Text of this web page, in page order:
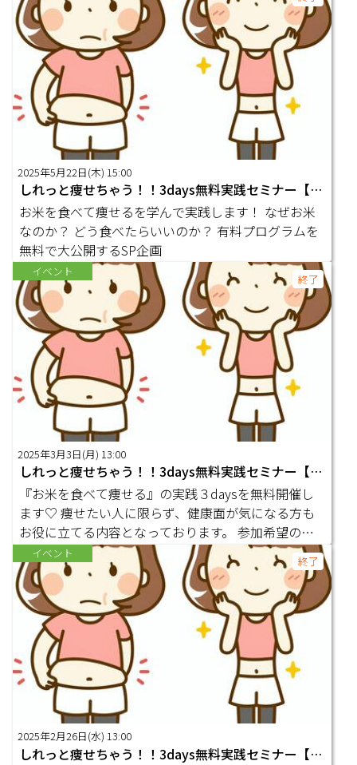
2025年5月22日(木) 15:00
しれっと痩せちゃう！！3days無料実践セミナー【1日目】
お米を食べて痩せるを学んで実践します！ なぜお米
なのか？ どう食べたらいいのか？ 有料プログラムを
無料で大公開するSP企画
イベント
終了
2025年3月3日(月) 13:00
しれっと痩せちゃう！！3days無料実践セミナー【3日目】
『お米を食べて痩せる』の実践３daysを無料開催し
ます♡ 痩せたい人に限らず、健康面が気になる方も
お役に立てる内容となっております。 参加希望の方
はまずはLINEオープンチャットにご参加ください。
https://line.me/ti/g2/Sc6wsX-arEgViJDtglrSdDFHxvm
NeS_LFgkQtQ?utm_source=invitation&utm_medium
=link_copy&utm_campaign=default オープンチャッ
トの参加コードは『8888』です！ 匿名でもＯＫです
のでぜひ一緒に盛り上げて頂けたら嬉しいです♡
イベント
終了
2025年2月26日(水) 13:00
しれっと痩せちゃう！！3days無料実践セミナー【2日目】